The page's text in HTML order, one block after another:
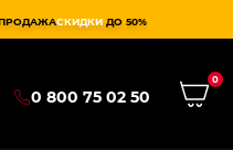
СКИДКИ ДО 50%
0 800 75 02 50
0